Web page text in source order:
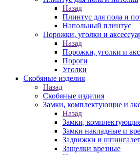
Назад
Плинтус для пола и
Напольный плинтус
Порожки, уголки и
Назад
Порожки, уголки и
Пороги
Уголки
Скобяные изделия
Назад
Скобяные изделия
Замки, комплектующие и
Назад
Замки,
Замки накладные и
Задвижки и
Защелки врезные